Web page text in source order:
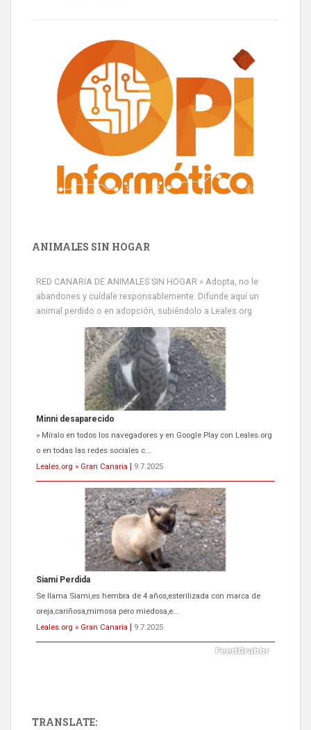
ANIMALES SIN HOGAR
RED CANARIA DE ANIMALES SIN HOGAR » Adopta, no le
abandones y cuídale responsablemente. Difunde aquí un
animal perdido o en adopción, subiéndolo a Leales.org
Siami Perdida
Se llama Siami,es hembra de 4 años,esterilizada con marca de
oreja,cariñosa,mimosa pero miedosa,e...
Leales.org » Gran Canaria
9.7.2025
ADOPCIÓN URGENTE GATA TEROR GRAN CANARIA
El ayuntamiento se va a llevar a Los Gatos callejeros de la zona los
próximos días, ella incluida...
Leales.org » Gran Canaria
9.7.2025
TRANSLATE: